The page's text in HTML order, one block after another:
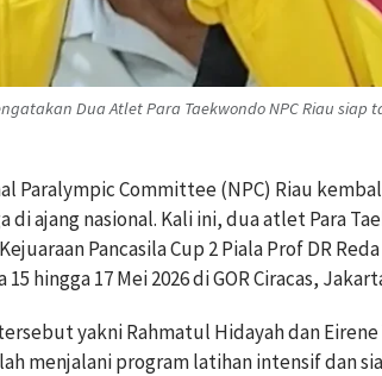
Dua Atlet Para Taekwondo NPC Riau siap
Paralympic Committee (NPC) Riau
ajang nasional. Kali ini, dua atlet Para
Pancasila Cup 2 Piala Prof DR
hingga 17 Mei 2026 di GOR Ciracas,
yakni Rahmatul Hidayah dan Eirene
menjalani program latihan intensif dan